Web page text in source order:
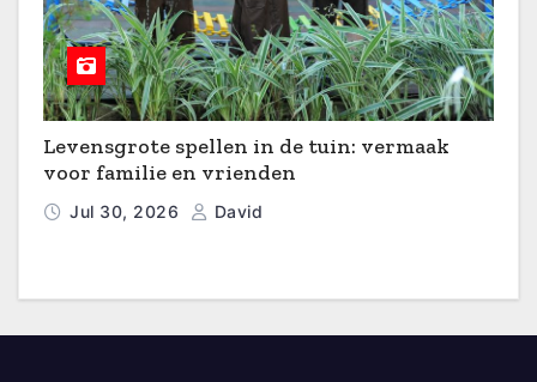
Levensgrote spellen in de tuin: vermaak
voor familie en vrienden
Jul 30, 2026 David